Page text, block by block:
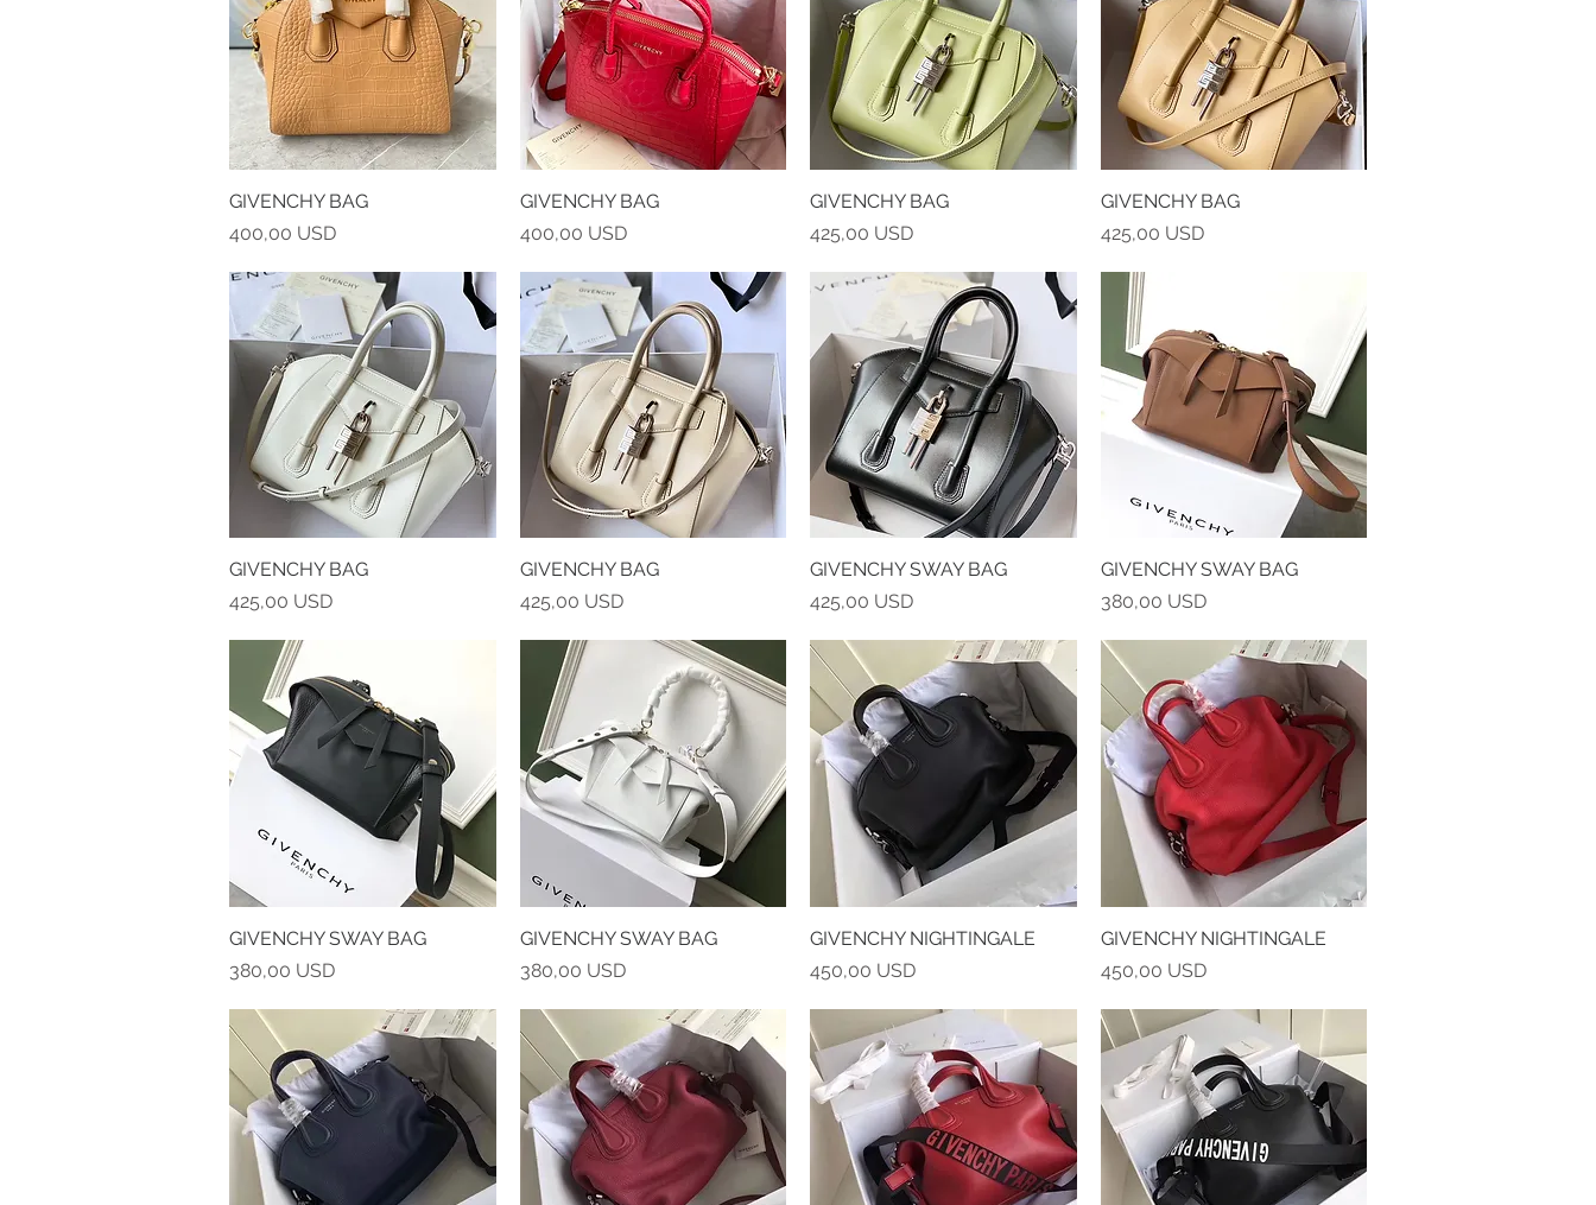
Vista rapida
GIVENCHY BAG
Prezzo
400,00 USD
Vista rapida
GIVENCHY BAG
Prezzo
400,00 USD
Vista rapida
GIVENCHY BAG
Prezzo
425,00 USD
Vista rapida
GIVENCHY BAG
Prezzo
425,00 USD
Vista rapida
GIVENCHY BAG
Prezzo
425,00 USD
Vista rapida
GIVENCHY BAG
Prezzo
425,00 USD
Vista rapida
GIVENCHY SWAY BAG
Prezzo
425,00 USD
Vista rapida
GIVENCHY SWAY BAG
Prezzo
380,00 USD
Vista rapida
GIVENCHY SWAY BAG
Prezzo
380,00 USD
Vista rapida
GIVENCHY SWAY BAG
Prezzo
380,00 USD
Vista rapida
GIVENCHY NIGHTINGALE
Prezzo
450,00 USD
Vista rapida
GIVENCHY NIGHTINGALE
Prezzo
450,00 USD